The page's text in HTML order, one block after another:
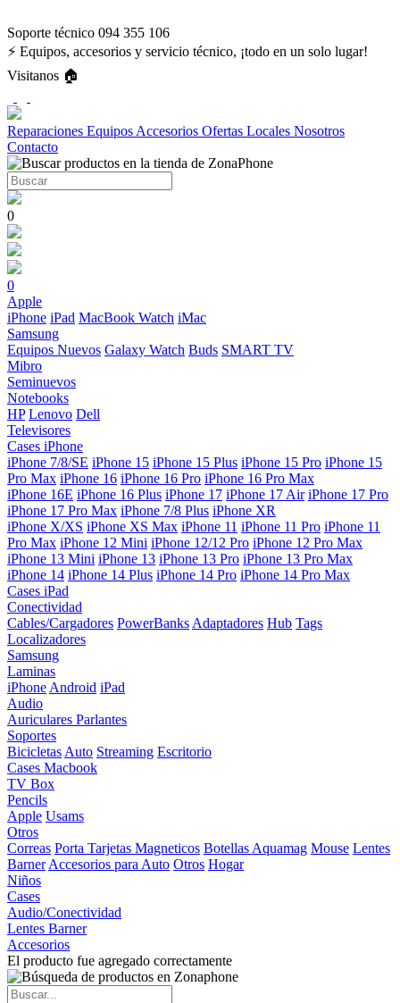
Soporte técnico 094 355 106
⚡ Equipos, accesorios y servicio técnico, ¡todo en un solo lugar!
Visitanos 🏠
Reparaciones Equipos Accesorios Ofertas Locales Nosotros
Contacto
0
0
Apple
iPhone iPad MacBook Watch iMac
Samsung
Equipos Nuevos Galaxy Watch Buds SMART TV
Mibro
Seminuevos
Notebooks
HP Lenovo Dell
Televisores
Cases iPhone
iPhone 7/8/SE iPhone 15 iPhone 15 Plus iPhone 15 Pro iPhone 15
Pro Max iPhone 16 iPhone 16 Pro iPhone 16 Pro Max
iPhone 16E iPhone 16 Plus iPhone 17 iPhone 17 Air iPhone 17 Pro
iPhone 17 Pro Max iPhone 7/8 Plus iPhone XR
iPhone X/XS iPhone XS Max iPhone 11 iPhone 11 Pro iPhone 11
Pro Max iPhone 12 Mini iPhone 12/12 Pro iPhone 12 Pro Max
iPhone 13 Mini iPhone 13 iPhone 13 Pro iPhone 13 Pro Max
iPhone 14 iPhone 14 Plus iPhone 14 Pro iPhone 14 Pro Max
Cases iPad
Conectividad
Cables/Cargadores PowerBanks Adaptadores Hub Tags
Localizadores
Samsung
Laminas
iPhone Android iPad
Audio
Auriculares Parlantes
Soportes
Bicicletas Auto Streaming Escritorio
Cases Macbook
TV Box
Pencils
Apple Usams
Otros
Correas Porta Tarjetas Magneticos Botellas Aquamag Mouse Lentes
Barner Accesorios para Auto Otros Hogar
Niños
Cases
Audio/Conectividad
Lentes Barner
Accesorios
El producto fue agregado correctamente